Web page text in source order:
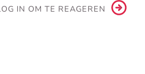
IN OM TE REAGEREN